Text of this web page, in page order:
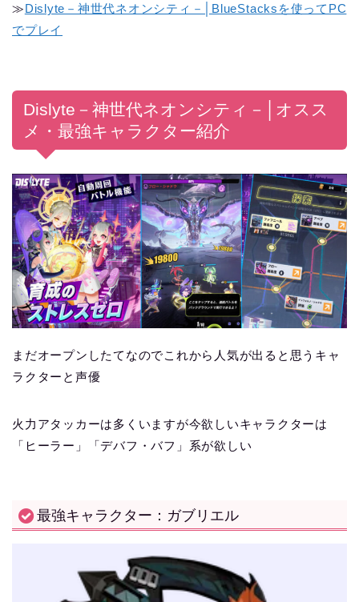
≫Dislyte－神世代ネオンシティ－│BlueStacksを使ってPC
でプレイ
Dislyte－神世代ネオンシティ－│オスス
メ・最強キャラクター紹介
まだオープンしたてなのでこれから人気が出ると思うキャ
ラクターと声優
火力アタッカーは多くいますが今欲しいキャラクターは
「ヒーラー」「デバフ・バフ」系が欲しい
最強キャラクター：ガブリエル